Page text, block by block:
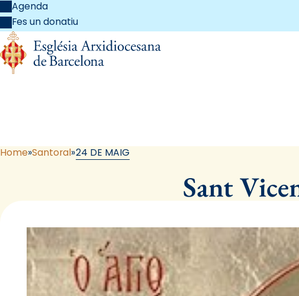
Agenda
Fes un donatiu
Home Santoral 24 DE MAIG
Sant